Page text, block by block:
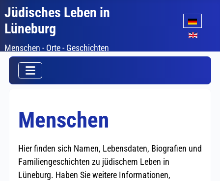
Jüdisches Leben in
Lüneburg
Menschen - Orte - Geschichten
Sprache